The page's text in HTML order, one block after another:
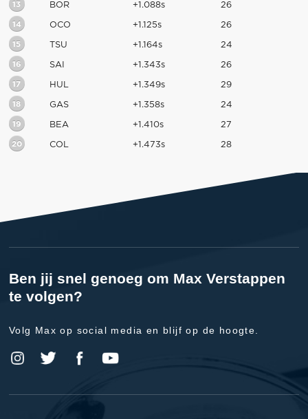
13 BOR +1.088s 26
14 OCO +1.125s 26
15 TSU +1.164s 24
16 SAI +1.343s 26
17 HUL +1.349s 29
18 GAS +1.358s 24
19 BEA +1.410s 27
20 COL +1.473s 28
Ben jij snel genoeg om Max Verstappen
te volgen?
Volg Max op social media en blijf op de hoogte.